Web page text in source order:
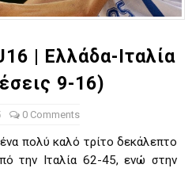
| Ελλάδα-Ιταλία
9-16)
0 Comments
πολύ καλό τρίτο δεκάλεπτο
την Ιταλία 62-45, ενώ στην